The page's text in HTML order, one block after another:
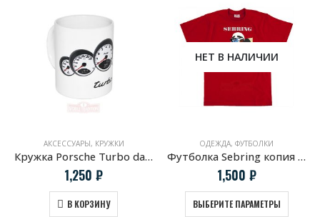
АКСЕССУАРЫ, КРУЖКИ
Кружка Porsche Turbo dashboard
1,250 ₽
В КОРЗИНУ
НЕТ В НАЛИЧИИ
ОДЕЖДА, ФУТБОЛКИ
Футболка Sebring копия винтажной афиши Porsche
1,500 ₽
ВЫБЕРИТЕ ПАРАМЕТРЫ